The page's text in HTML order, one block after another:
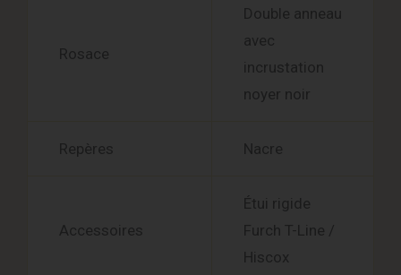
Rosace
Double anneau
avec
incrustation
noyer noir
Repères Nacre
Accessoires
Étui rigide
Furch T-Line /
Hiscox